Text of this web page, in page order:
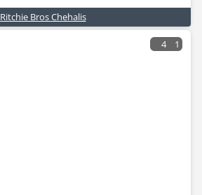
Ritchie Bros Chehalis
4 1